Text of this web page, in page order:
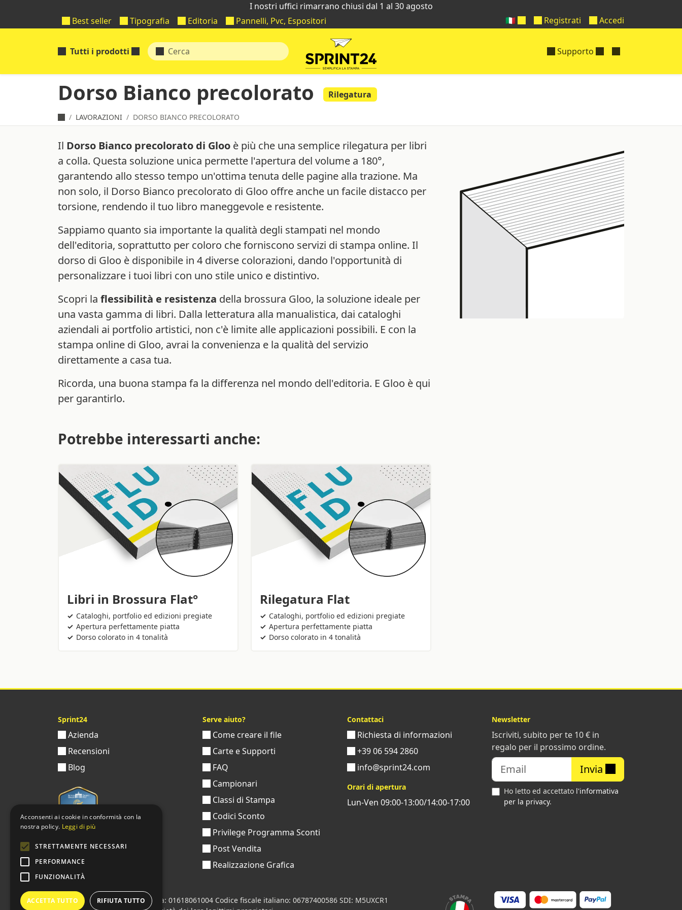
I nostri uffici rimarrano chiusi dal 1 al 30 agosto
Best seller
Tipografia Editoria Pannelli, Pvc, Espositori Registrati Accedi
🇮🇹
Tutti i prodotti Supporto
Dorso Bianco precolorato Rilegatura
LAVORAZIONI DORSO BIANCO PRECOLORATO
Il Dorso Bianco precolorato di Gloo è più che una semplice rilegatura per libri
a colla. Questa soluzione unica permette l'apertura del volume a 180°,
garantendo allo stesso tempo un'ottima tenuta delle pagine alla trazione. Ma
non solo, il Dorso Bianco precolorato di Gloo offre anche un facile distacco per
torsione, rendendo il tuo libro maneggevole e resistente.
Sappiamo quanto sia importante la qualità degli stampati nel mondo
dell'editoria, soprattutto per coloro che forniscono servizi di stampa online. Il
dorso di Gloo è disponibile in 4 diverse colorazioni, dando l'opportunità di
personalizzare i tuoi libri con uno stile unico e distintivo.
Scopri la flessibilità e resistenza della brossura Gloo, la soluzione ideale per
una vasta gamma di libri. Dalla letteratura alla manualistica, dai cataloghi
aziendali ai portfolio artistici, non c'è limite alle applicazioni possibili. E con la
stampa online di Gloo, avrai la convenienza e la qualità del servizio
direttamente a casa tua.
Ricorda, una buona stampa fa la differenza nel mondo dell'editoria. E Gloo è qui
per garantirlo.
Potrebbe interessarti anche:
Libri in Brossura Flat°
Cataloghi, portfolio ed edizioni pregiate
Apertura perfettamente piatta
Dorso colorato in 4 tonalità
Rilegatura Flat
Cataloghi, portfolio ed edizioni pregiate
Apertura perfettamente piatta
Dorso colorato in 4 tonalità
Sprint24
Azienda
Recensioni
Blog
Serve aiuto?
Come creare il file
Carte e Supporti
FAQ
Campionari
Classi di Stampa
Codici Sconto
Privilege Programma Sconti
Post Vendita
Realizzazione Grafica
Contattaci
Richiesta di informazioni
+39 06 594 2860
info@sprint24.com
Orari di apertura
Lun-Ven 09:00-13:00/14:00-17:00
Newsletter
Iscriviti, subito per te 10 € in
regalo per il prossimo ordine.
Invia
Ho letto ed accettato l'informativa
per la privacy.
Sprint24 srl © 2026 • Partita iva: 01618061004 Codice fiscale italiano: 06787400586 SDI: M5UXCR1
Acconsenti ai cookie in conformità con la
nostra policy. Leggi di più
STRETTAMENTE NECESSARI
PERFORMANCE
FUNZIONALITÀ
ACCETTA TUTTO RIFIUTA TUTTO